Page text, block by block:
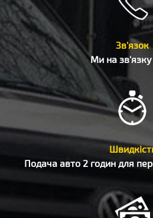
Зв'язок
Ми на
Подача авто 2 годин для